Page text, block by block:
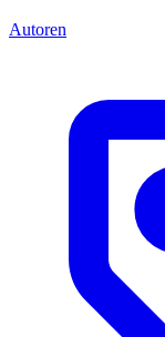
Autoren